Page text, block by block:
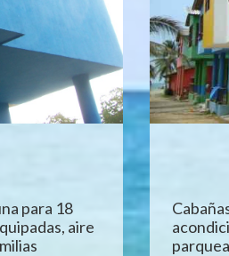
para 18
aire